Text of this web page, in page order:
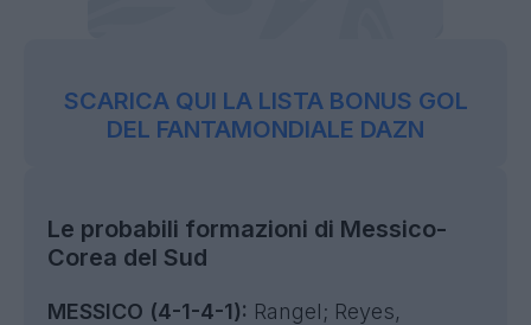
SCARICA QUI LA LISTA BONUS GOL
DEL FANTAMONDIALE DAZN
Le probabili formazioni di Messico-
Corea del Sud
MESSICO (4-1-4-1): Rangel; Reyes,